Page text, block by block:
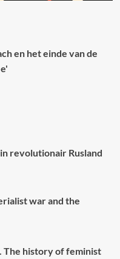
en het einde van de
revolutionair Rusland
war and the
The history of feminist